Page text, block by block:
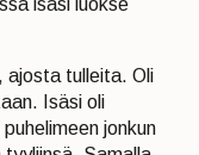
ajosta tulleita. Oli
Isäsi oli
jonkun